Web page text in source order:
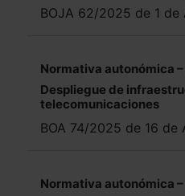
BOJA 62/2025 de 1
Normativa autonómica
Despliegue de
telecomunicaciones
BOA 74/2025 de 16 de
Normativa autonómica